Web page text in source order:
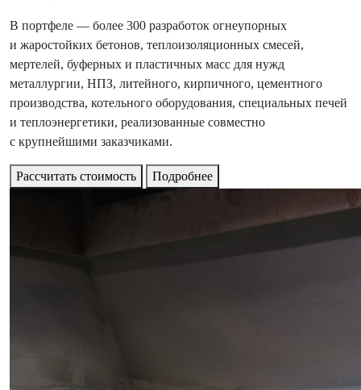
В портфеле — более 300 разработок огнеупорных
и жаростойких бетонов, теплоизоляционных смесей,
мертелей, буферных и пластичных масс для нужд
металлургии, НПЗ, литейного, кирпичного, цементного
производства, котельного оборудования, специальных печей
и теплоэнергетики, реализованные совместно
с крупнейшими заказчиками.
Рассчитать стоимость Подробнее